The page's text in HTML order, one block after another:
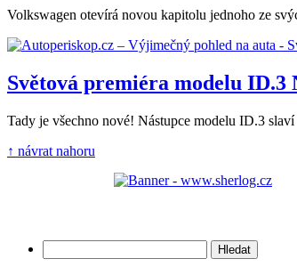
Volkswagen otevírá novou kapitolu jednoho ze
Světová premiéra modelu ID.3
Tady je všechno nové! Nástupce modelu ID.3
↑ návrat nahoru